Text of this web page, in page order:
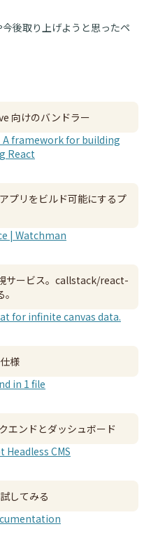
後取り上げようと思ったペ
向けのバンドラー
framework for building
React
プリをビルド可能にするプ
| Watchman
サービス。callstack/react-
for infinite canvas data.
様
in 1 file
エンドとダッシュボード
Headless CMS
してみる